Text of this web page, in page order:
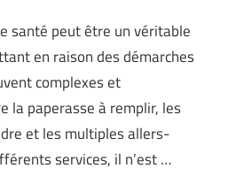
santé peut être un véritable
en raison des démarches
complexes et
la paperasse à remplir, les
et les multiples allers-
services, il n’est …